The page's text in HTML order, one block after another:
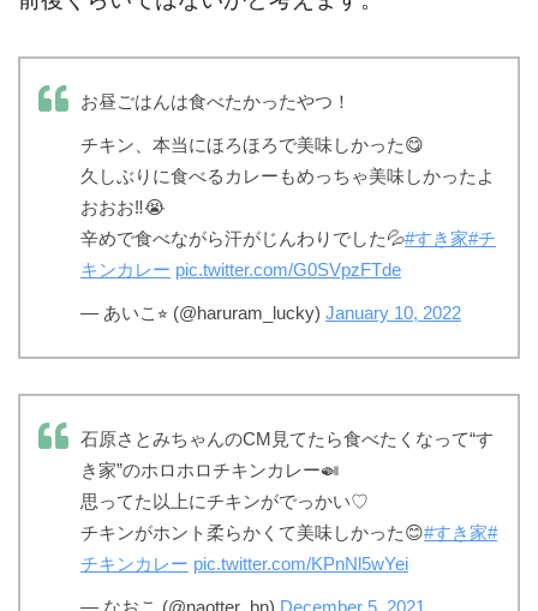
お昼ごはんは食べたかったやつ！
チキン、本当にほろほろで美味しかった😋
久しぶりに食べるカレーもめっちゃ美味しかったよ
おおお‼️😭
辛めで食べながら汗がじんわりでした💦#すき家#チ
キンカレー pic.twitter.com/G0SVpzFTde
— あいこ⭐︎ (@haruram_lucky) January 10, 2022
石原さとみちゃんのCM見てたら食べたくなって“す
き家”のホロホロチキンカレー🍛
思ってた以上にチキンがでっかい♡
チキンがホント柔らかくて美味しかった😊#すき家#
チキンカレー pic.twitter.com/KPnNl5wYei
— なおこ (@naotter_bn) December 5, 2021